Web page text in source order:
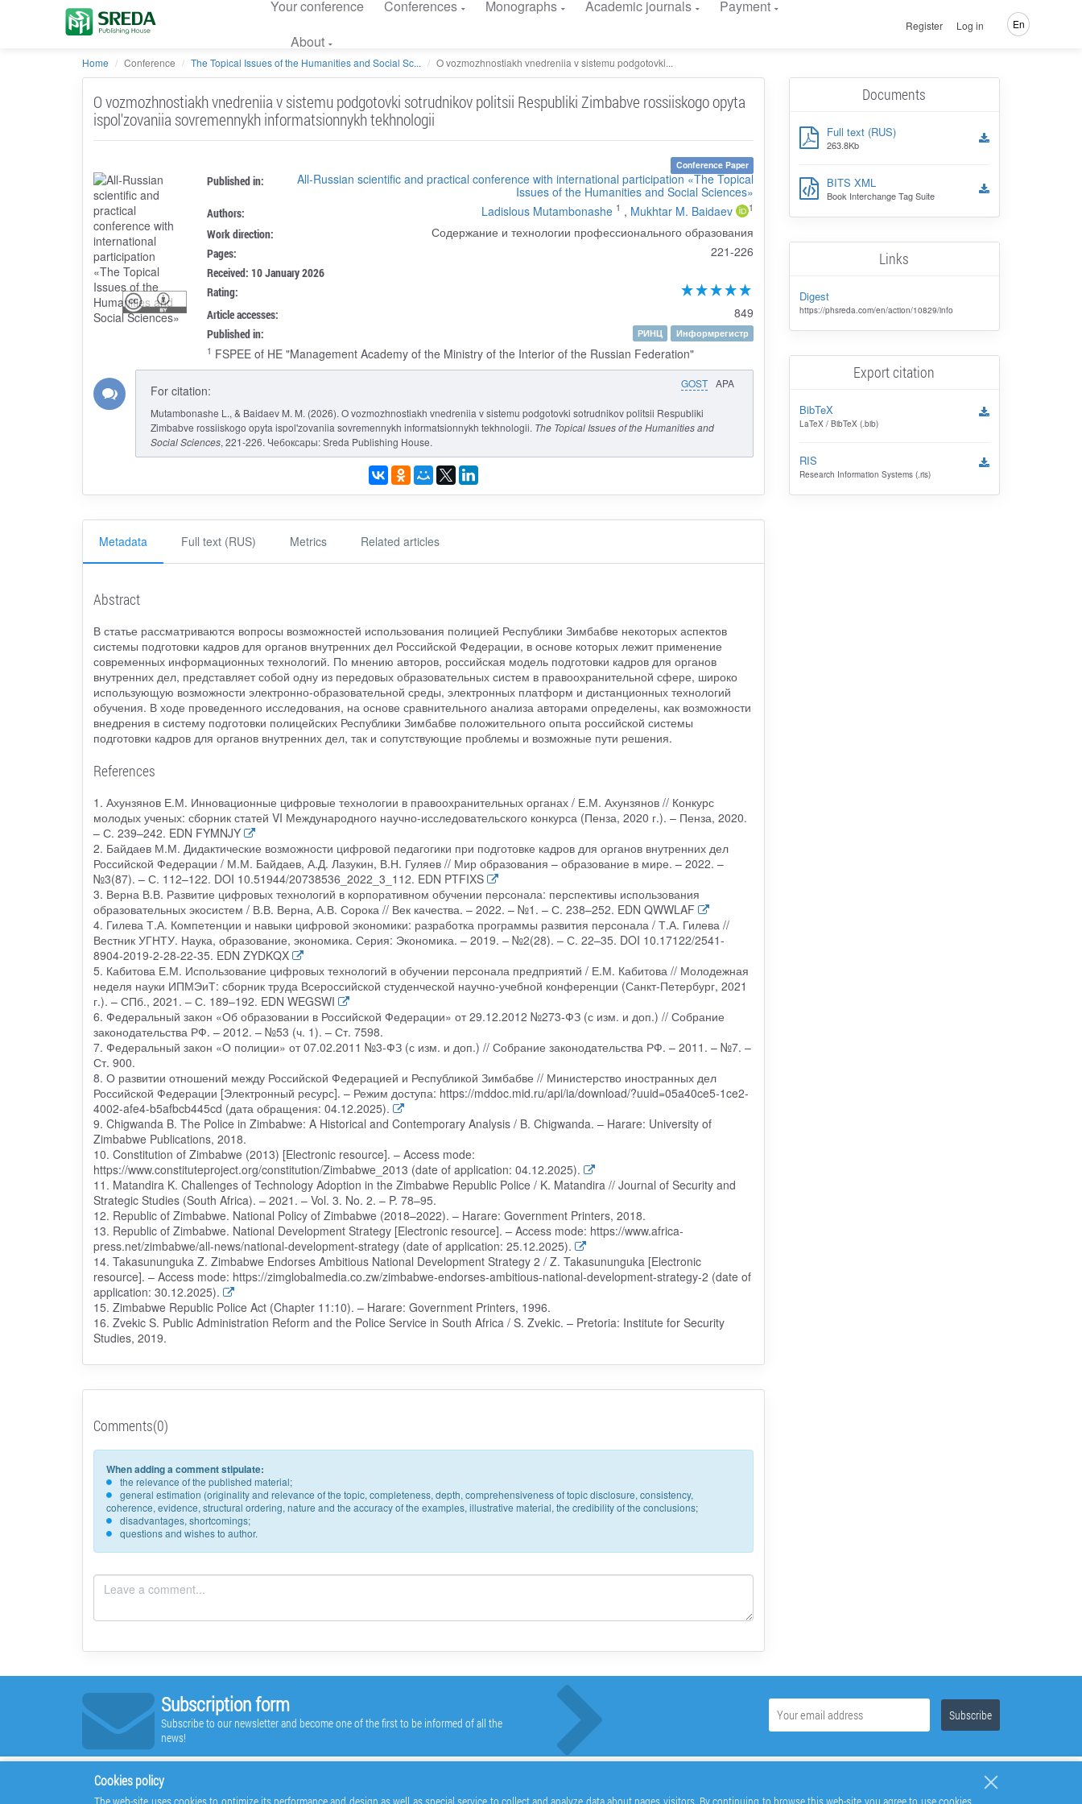
Your conference Conferences Monographs Academic journals
Payment
About
Register Log in En
Home Conference The Topical Issues of the Humanities and Social Sc... O vozmozhnostiakh vnedreniia v sistemu podgotovki...
O vozmozhnostiakh vnedreniia v sistemu podgotovki sotrudnikov politsii Respubliki Zimbabve rossiiskogo opyta
ispol'zovaniia sovremennykh informatsionnykh tekhnologii
Conference Paper
Published in:
All-Russian scientific and practical conference with international participation «The Topical
Issues of the Humanities and Social Sciences»
Authors: Ladislous Mutambonashe 1 , Mukhtar M. Baidaev 1
Work direction: Содержание и технологии профессионального образования
Pages: 221-226
Received: 10 January 2026
Rating:
Article accesses:
849
Published in: РИНЦ
Информрегистр
1 FSPEE of HE "Management Academy of the Ministry of the Interior of the Russian Federation"
GOST APA
For citation:
Mutambonashe L., & Baidaev M. M. (2026). O vozmozhnostiakh vnedreniia v sistemu podgotovki sotrudnikov politsii Respubliki
Zimbabve rossiiskogo opyta ispol'zovaniia sovremennykh informatsionnykh tekhnologii. The Topical Issues of the Humanities and
Social Sciences, 221-226. Чебоксары: Sreda Publishing House.
Metadata Full text (RUS) Metrics Related articles
Abstract
В статье рассматриваются вопросы возможностей использования полицией Республики Зимбабве некоторых аспектов
системы подготовки кадров для органов внутренних дел Российской Федерации, в основе которых лежит применение
современных информационных технологий. По мнению авторов, российская модель подготовки кадров для органов
внутренних дел, представляет собой одну из передовых образовательных систем в правоохранительной сфере, широко
использующую возможности электронно-образовательной среды, электронных платформ и дистанционных технологий
обучения. В ходе проведенного исследования, на основе сравнительного анализа авторами определены, как возможности
внедрения в систему подготовки полицейских Республики Зимбабве положительного опыта российской системы
подготовки кадров для органов внутренних дел, так и сопутствующие проблемы и возможные пути решения.
References
1. Ахунзянов Е.М. Инновационные цифровые технологии в правоохранительных органах / Е.М. Ахунзянов // Конкурс
молодых ученых: сборник статей VI Международного научно-исследовательского конкурса (Пенза, 2020 г.). – Пенза, 2020.
– С. 239–242. EDN FYMNJY
2. Байдаев М.М. Дидактические возможности цифровой педагогики при подготовке кадров для органов внутренних дел
Российской Федерации / М.М. Байдаев, А.Д. Лазукин, В.Н. Гуляев // Мир образования – образование в мире. – 2022. –
№3(87). – С. 112–122. DOI 10.51944/20738536_2022_3_112. EDN PTFIXS
3. Верна В.В. Развитие цифровых технологий в корпоративном обучении персонала: перспективы использования
образовательных экосистем / В.В. Верна, А.В. Сорока // Век качества. – 2022. – №1. – С. 238–252. EDN QWWLAF
4. Гилева Т.А. Компетенции и навыки цифровой экономики: разработка программы развития персонала / Т.А. Гилева //
Вестник УГНТУ. Наука, образование, экономика. Серия: Экономика. – 2019. – №2(28). – С. 22–35. DOI 10.17122/2541-
8904-2019-2-28-22-35. EDN ZYDKQX
5. Кабитова Е.М. Использование цифровых технологий в обучении персонала предприятий / Е.М. Кабитова // Молодежная
неделя науки ИПМЭиТ: сборник труда Всероссийской студенческой научно-учебной конференции (Санкт-Петербург, 2021
г.). – СПб., 2021. – С. 189–192. EDN WEGSWI
6. Федеральный закон «Об образовании в Российской Федерации» от 29.12.2012 №273-ФЗ (с изм. и доп.) // Собрание
законодательства РФ. – 2012. – №53 (ч. 1). – Ст. 7598.
7. Федеральный закон «О полиции» от 07.02.2011 №3-ФЗ (с изм. и доп.) // Собрание законодательства РФ. – 2011. – №7. –
Ст. 900.
8. О развитии отношений между Российской Федерацией и Республикой Зимбабве // Министерство иностранных дел
Российской Федерации [Электронный ресурс]. – Режим доступа: https://mddoc.mid.ru/api/ia/download/?uuid=05a40ce5-1ce2-
4002-afe4-b5afbcb445cd (дата обращения: 04.12.2025).
9. Chigwanda B. The Police in Zimbabwe: A Historical and Contemporary Analysis / B. Chigwanda. – Harare: University of
Zimbabwe Publications, 2018.
10. Constitution of Zimbabwe (2013) [Electronic resource]. – Access mode:
https://www.constituteproject.org/constitution/Zimbabwe_2013 (date of application: 04.12.2025).
11. Matandira K. Challenges of Technology Adoption in the Zimbabwe Republic Police / K. Matandira // Journal of Security and
Strategic Studies (South Africa). – 2021. – Vol. 3. No. 2. – P. 78–95.
12. Republic of Zimbabwe. National Policy of Zimbabwe (2018–2022). – Harare: Government Printers, 2018.
13. Republic of Zimbabwe. National Development Strategy [Electronic resource]. – Access mode: https://www.africa-
press.net/zimbabwe/all-news/national-development-strategy (date of application: 25.12.2025).
14. Takasununguka Z. Zimbabwe Endorses Ambitious National Development Strategy 2 / Z. Takasununguka [Electronic
resource]. – Access mode: https://zimglobalmedia.co.zw/zimbabwe-endorses-ambitious-national-development-strategy-2 (date of
application: 30.12.2025).
15. Zimbabwe Republic Police Act (Chapter 11:10). – Harare: Government Printers, 1996.
16. Zvekic S. Public Administration Reform and the Police Service in South Africa / S. Zvekic. – Pretoria: Institute for Security
Studies, 2019.
Comments(0)
When adding a comment stipulate:
the relevance of the published material;
general estimation (originality and relevance of the topic, completeness, depth, comprehensiveness of topic disclosure, consistency,
coherence, evidence, structural ordering, nature and the accuracy of the examples, illustrative material, the credibility of the conclusions;
disadvantages, shortcomings;
questions and wishes to author.
Documents
Full text (RUS)
263.8Kb
BITS XML
Book Interchange Tag Suite
Links
Digest
https://phsreda.com/en/action/10829/info
Export citation
BibTeX
LaTeX / BibTeX (.bib)
RIS
Research Information Systems (.ris)
Subscription form
Subscribe to our newsletter and become one of the first to be informed of all the
news!
Cookies policy